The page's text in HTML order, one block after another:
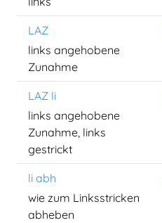
LAZ
links angehobene
Zunahme
LAZ li
links angehobene
Zunahme, links
gestrickt
li abh
wie zum Linksstricken
abheben